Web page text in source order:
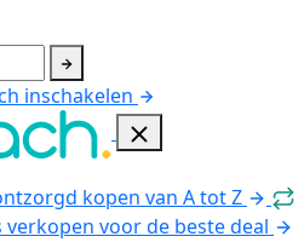
inschakelen
kopen van A tot Z
verkopen voor de beste deal